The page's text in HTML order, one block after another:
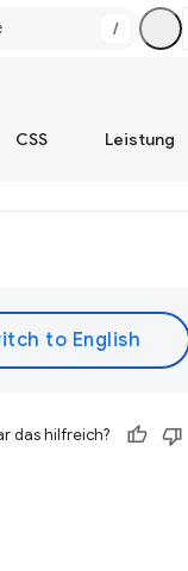
/
CSS Leistung
das hilfreich?